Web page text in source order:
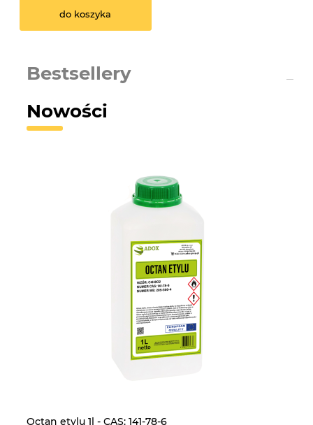
do koszyka
Nowości
Bestsellery
Octan etylu 1l - CAS: 141-78-6
Laktoza 25kg - CAS: 63-42-3